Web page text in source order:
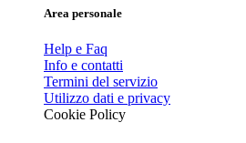
Area personale
Help e Faq
Info e contatti
Termini del servizio
Utilizzo dati e privacy
Cookie Policy